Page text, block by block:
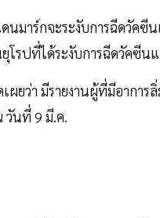
นมาร์กจะระงับการฉีดวัค
รปที่ได้ระงับการฉีดวัคซีน
ผยว่า มีรายงานผู้ที่มีอาก
วันที่ 9 มี.ค.